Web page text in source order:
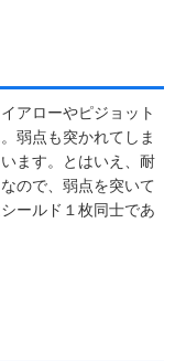
アローやピジョット
弱点も突かれてしま
ます。とはいえ、耐
ので、弱点を突いて
ールド１枚同士であ